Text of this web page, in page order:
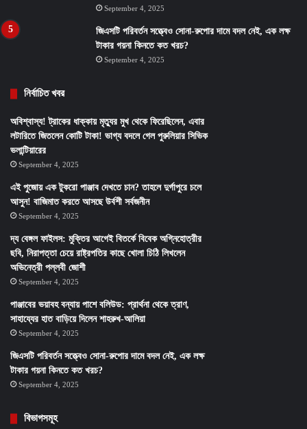
September 4, 2025
জিএসটি পরিবর্তন সত্ত্বেও সোনা-রুপোর দামে বদল নেই, এক লক্ষ
টাকার গয়না কিনতে কত খরচ?
September 4, 2025
নির্বাচিত খবর
অবিশ্বাস্য! ট্রাকের ধাক্কায় মৃত্যুর মুখ থেকে ফিরেছিলেন, এবার
লটারিতে জিতলেন কোটি টাকা! ভাগ্য বদলে গেল পুরুলিয়ার সিভিক
ভলান্টিয়ারের
September 4, 2025
এই পুজোয় এক টুকরো পাঞ্জাব দেখতে চান? তাহলে দুর্গাপুরে চলে
আসুন! বাজিমাত করতে আসছে উর্বশী সর্বজনীন
September 4, 2025
দ্য বেঙ্গল ফাইলস: মুক্তির আগেই বিতর্কে বিবেক অগ্নিহোত্রীর
ছবি, নিরাপত্তা চেয়ে রাষ্ট্রপতির কাছে খোলা চিঠি লিখলেন
অভিনেত্রী পল্লবী জোশী
September 4, 2025
পাঞ্জাবের ভয়াবহ বন্যায় পাশে বলিউড: প্রার্থনা থেকে ত্রাণ,
সাহায্যের হাত বাড়িয়ে দিলেন শাহরুখ-আলিয়া
September 4, 2025
জিএসটি পরিবর্তন সত্ত্বেও সোনা-রুপোর দামে বদল নেই, এক লক্ষ
টাকার গয়না কিনতে কত খরচ?
September 4, 2025
বিভাগসমূহ